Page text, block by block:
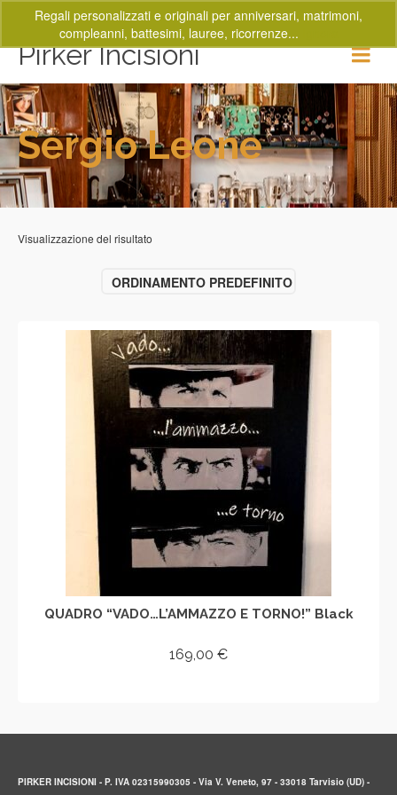
Regali personalizzati e originali per anniversari, matrimoni,
compleanni, battesimi, lauree, ricorrenze...
Pirker Incisioni
Sergio Leone
Visualizzazione del risultato
ORDINAMENTO PREDEFINITO
QUADRO “VADO…L’AMMAZZO E TORNO!” Black
169,00 €
PIRKER INCISIONI - P. IVA 02315990305 - Via V. Veneto, 97 - 33018 Tarvisio (UD) -